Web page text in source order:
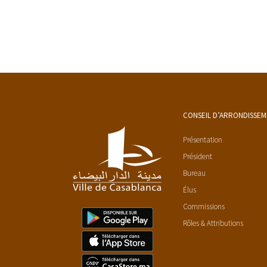
CONSEIL
Présentation
Président
Bureau
Élus
Commissions
Rôles & Attributions